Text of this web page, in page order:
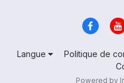
Langue Politique de
Powered by